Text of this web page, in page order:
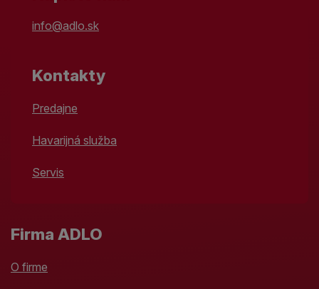
info@adlo.sk
Kontakty
Predajne
Havarijná služba
Servis
Firma ADLO
O firme